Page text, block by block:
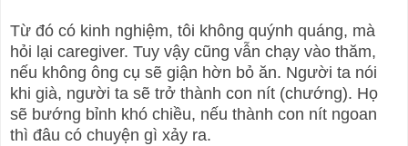
Từ đó có kinh nghiệm, tôi không quýnh quáng, mà
hỏi lại caregiver. Tuy vậy cũng vẫn chạy vào thăm,
nếu không ông cụ sẽ giận hờn bỏ ăn. Người ta nói
khi già, người ta sẽ trở thành con nít (chướng). Họ
sẽ bướng bỉnh khó chiều, nếu thành con nít ngoan
thì đâu có chuyện gì xảy ra.